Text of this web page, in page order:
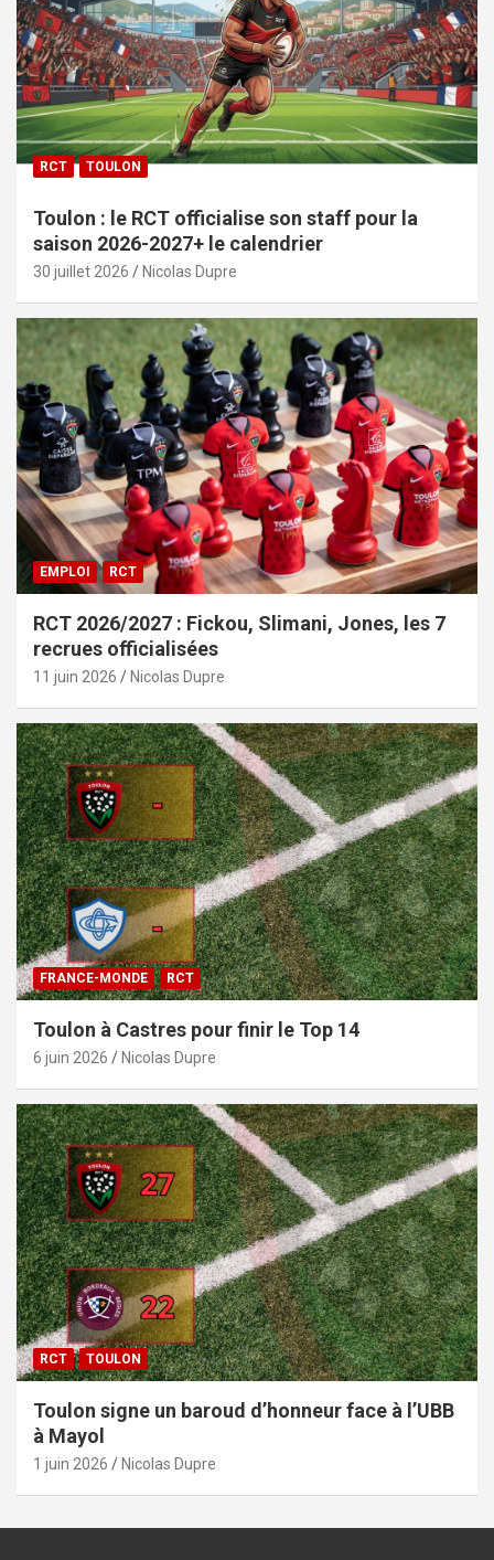
RCT TOULON
Toulon : le RCT officialise son staff pour la
saison 2026-2027+ le calendrier
30 juillet 2026 Nicolas Dupre
EMPLOI RCT
RCT 2026/2027 : Fickou, Slimani, Jones, les 7
recrues officialisées
11 juin 2026 Nicolas Dupre
FRANCE-MONDE RCT
Toulon à Castres pour finir le Top 14
6 juin 2026 Nicolas Dupre
RCT TOULON
Toulon signe un baroud d’honneur face à l’UBB
à Mayol
1 juin 2026 Nicolas Dupre